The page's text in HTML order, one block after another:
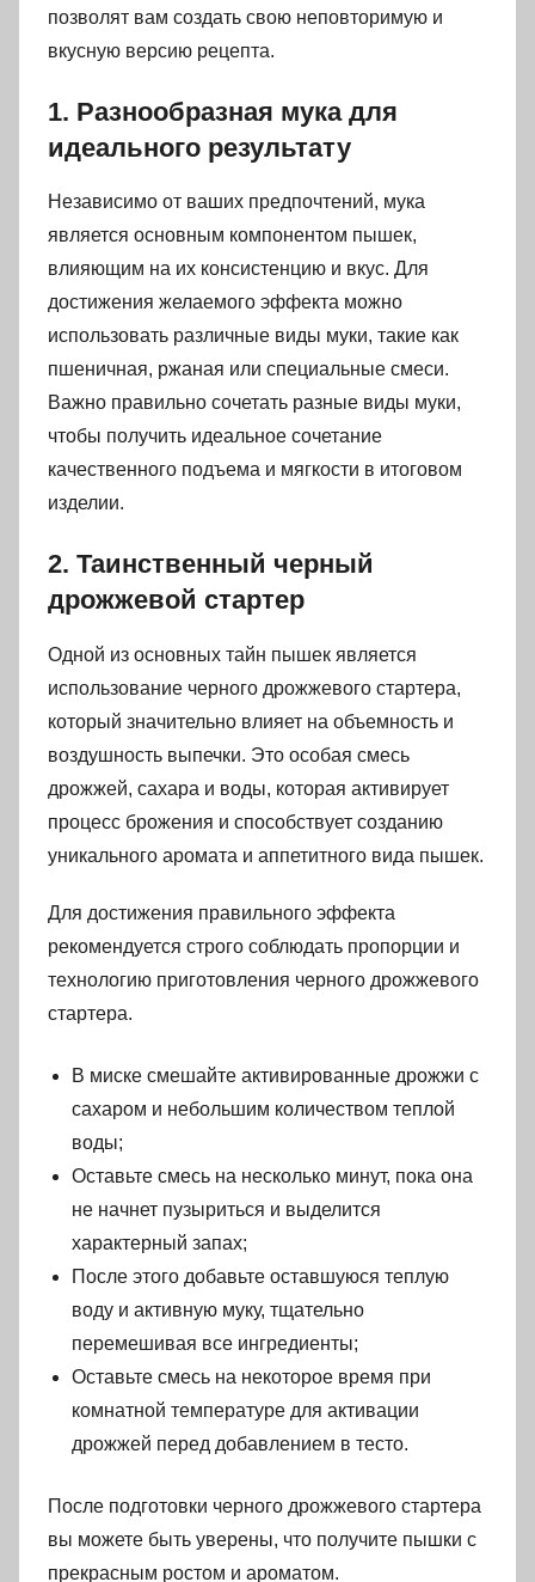
позволят вам создать свою неповторимую и
вкусную версию рецепта.
1. Разнообразная мука для
идеального результату
Независимо от ваших предпочтений, мука
является основным компонентом пышек,
влияющим на их консистенцию и вкус. Для
достижения желаемого эффекта можно
использовать различные виды муки, такие как
пшеничная, ржаная или специальные смеси.
Важно правильно сочетать разные виды муки,
чтобы получить идеальное сочетание
качественного подъема и мягкости в итоговом
изделии.
2. Таинственный черный
дрожжевой стартер
Одной из основных тайн пышек является
использование черного дрожжевого стартера,
который значительно влияет на объемность и
воздушность выпечки. Это особая смесь
дрожжей, сахара и воды, которая активирует
процесс брожения и способствует созданию
уникального аромата и аппетитного вида пышек.
Для достижения правильного эффекта
рекомендуется строго соблюдать пропорции и
технологию приготовления черного дрожжевого
стартера.
В миске смешайте активированные дрожжи с
сахаром и небольшим количеством теплой
воды;
Оставьте смесь на несколько минут, пока она
не начнет пузыриться и выделится
характерный запах;
После этого добавьте оставшуюся теплую
воду и активную муку, тщательно
перемешивая все ингредиенты;
Оставьте смесь на некоторое время при
комнатной температуре для активации
дрожжей перед добавлением в тесто.
После подготовки черного дрожжевого стартера
вы можете быть уверены, что получите пышки с
прекрасным ростом и ароматом.